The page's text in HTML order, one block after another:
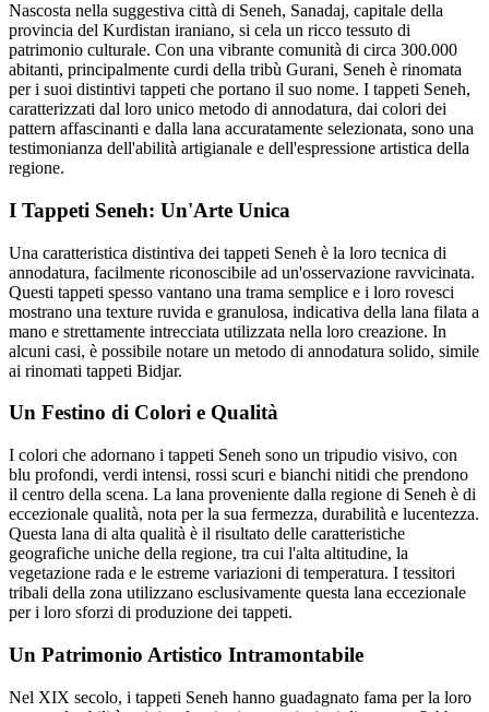
Nascosta nella suggestiva città di Seneh, Sanadaj, capitale della
provincia del Kurdistan iraniano, si cela un ricco tessuto di
patrimonio culturale. Con una vibrante comunità di circa 300.000
abitanti, principalmente curdi della tribù Gurani, Seneh è rinomata
per i suoi distintivi tappeti che portano il suo nome. I tappeti Seneh,
caratterizzati dal loro unico metodo di annodatura, dai colori dei
pattern affascinanti e dalla lana accuratamente selezionata, sono una
testimonianza dell'abilità artigianale e dell'espressione artistica della
regione.
I Tappeti Seneh: Un'Arte Unica
Una caratteristica distintiva dei tappeti Seneh è la loro tecnica di
annodatura, facilmente riconoscibile ad un'osservazione ravvicinata.
Questi tappeti spesso vantano una trama semplice e i loro rovesci
mostrano una texture ruvida e granulosa, indicativa della lana filata a
mano e strettamente intrecciata utilizzata nella loro creazione. In
alcuni casi, è possibile notare un metodo di annodatura solido, simile
ai rinomati tappeti Bidjar.
Un Festino di Colori e Qualità
I colori che adornano i tappeti Seneh sono un tripudio visivo, con
blu profondi, verdi intensi, rossi scuri e bianchi nitidi che prendono
il centro della scena. La lana proveniente dalla regione di Seneh è di
eccezionale qualità, nota per la sua fermezza, durabilità e lucentezza.
Questa lana di alta qualità è il risultato delle caratteristiche
geografiche uniche della regione, tra cui l'alta altitudine, la
vegetazione rada e le estreme variazioni di temperatura. I tessitori
tribali della zona utilizzano esclusivamente questa lana eccezionale
per i loro sforzi di produzione dei tappeti.
Un Patrimonio Artistico Intramontabile
Nel XIX secolo, i tappeti Seneh hanno guadagnato fama per la loro